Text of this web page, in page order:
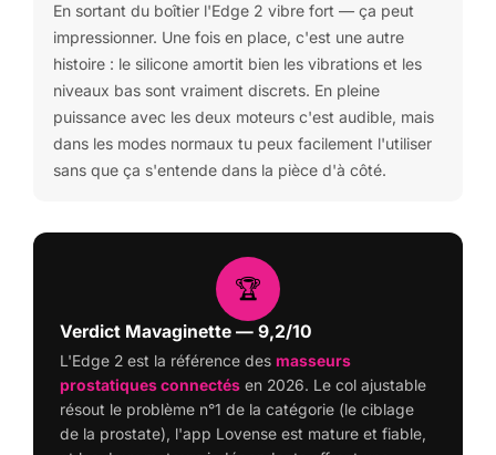
En sortant du boîtier l'Edge 2 vibre fort — ça peut
impressionner. Une fois en place, c'est une autre
histoire : le silicone amortit bien les vibrations et les
niveaux bas sont vraiment discrets. En pleine
puissance avec les deux moteurs c'est audible, mais
dans les modes normaux tu peux facilement l'utiliser
sans que ça s'entende dans la pièce d'à côté.
🏆
Verdict Mavaginette — 9,2/10
L'Edge 2 est la référence des masseurs
prostatiques connectés en 2026. Le col ajustable
résout le problème n°1 de la catégorie (le ciblage
de la prostate), l'app Lovense est mature et fiable,